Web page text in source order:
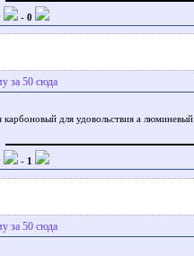
- 0
за 50 сюда
для удовольствия а
- 1
за 50 сюда